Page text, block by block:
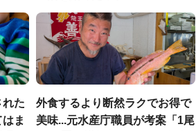
れた
ま
外食するより断然ラクでお得で
美味...元水産庁職員が考案「1尾